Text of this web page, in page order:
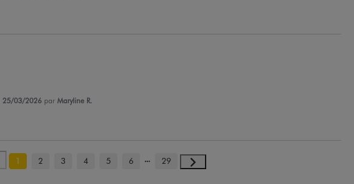
25/03/2026 par Maryline R.
1 2 3 4 5 6 29